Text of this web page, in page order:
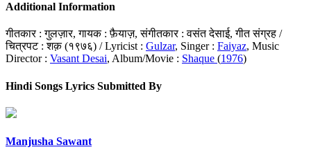
Additional Information
गीतकार : गुलज़ार, गायक : फ़ैयाज़, संगीतकार : वसंत देसाई, गीत संग्रह /
चित्रपट : शक़ (१९७६) / Lyricist : Gulzar, Singer : Faiyaz, Music
Director : Vasant Desai, Album/Movie : Shaque (1976)
Hindi Songs Lyrics Submitted By
Manjusha Sawant